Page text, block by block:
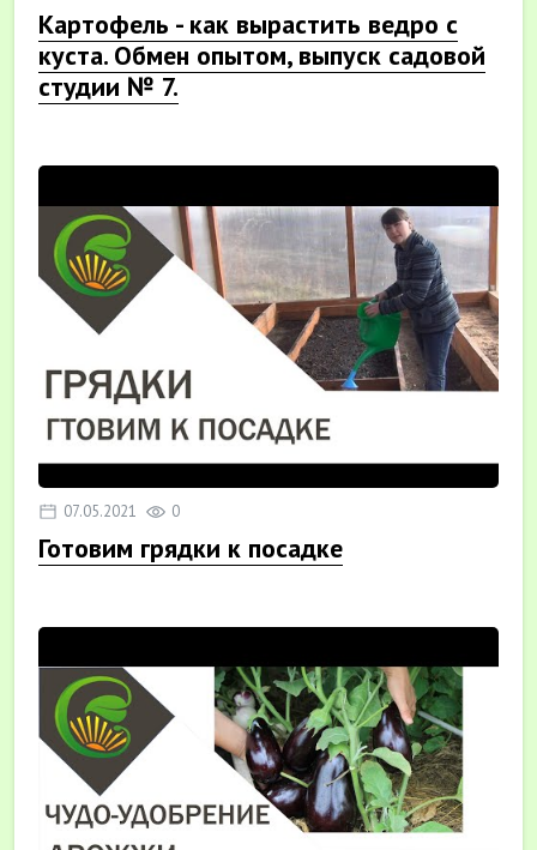
Картофель - как вырастить ведро с
куста. Обмен опытом, выпуск садовой
студии № 7.
07.05.2021 0
Готовим грядки к посадке